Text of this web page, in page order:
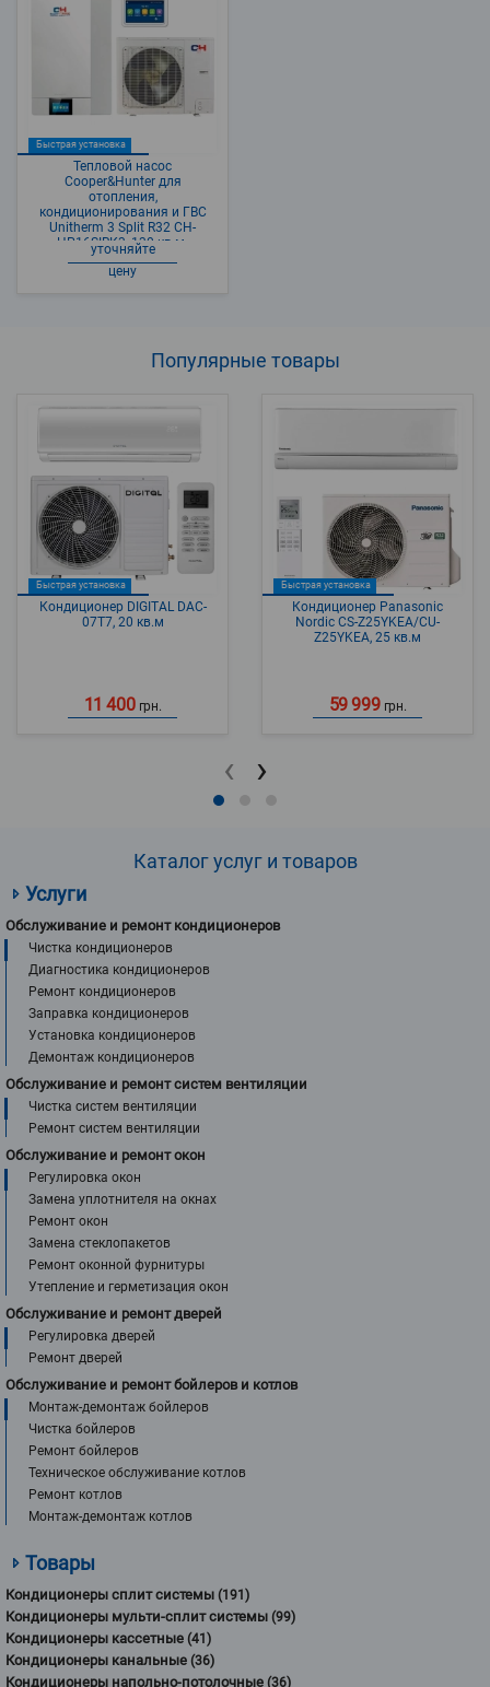
Быстрая установка
Тепловой насос
Cooper&Hunter для
отопления,
кондиционирования и ГВС
Unitherm 3 Split R32 CH-
HP16SIRК3, 130 кв.м.
уточняйте
цену
Популярные товары
Быстрая установка
Кондиционер DIGITAL DAC-
07T7, 20 кв.м
11 400 грн.
Быстрая установка
Кондиционер Panasonic
Nordic CS-Z25YKEA/CU-
Z25YKEA, 25 кв.м
59 999 грн.
‹ ›
Каталог услуг и товаров
Услуги
Обслуживание и ремонт кондиционеров
Чистка кондиционеров
Диагностика кондиционеров
Ремонт кондиционеров
Заправка кондиционеров
Установка кондиционеров
Демонтаж кондиционеров
Обслуживание и ремонт систем вентиляции
Чистка систем вентиляции
Ремонт систем вентиляции
Обслуживание и ремонт окон
Регулировка окон
Замена уплотнителя на окнах
Ремонт окон
Замена стеклопакетов
Ремонт оконной фурнитуры
Утепление и герметизация окон
Обслуживание и ремонт дверей
Регулировка дверей
Ремонт дверей
Обслуживание и ремонт бойлеров и котлов
Монтаж-демонтаж бойлеров
Чистка бойлеров
Ремонт бойлеров
Техническое обслуживание котлов
Ремонт котлов
Монтаж-демонтаж котлов
Товары
Кондиционеры сплит системы (191)
Кондиционеры мульти-сплит системы (99)
Кондиционеры кассетные (41)
Кондиционеры канальные (36)
Кондиционеры напольно-потолочные (36)